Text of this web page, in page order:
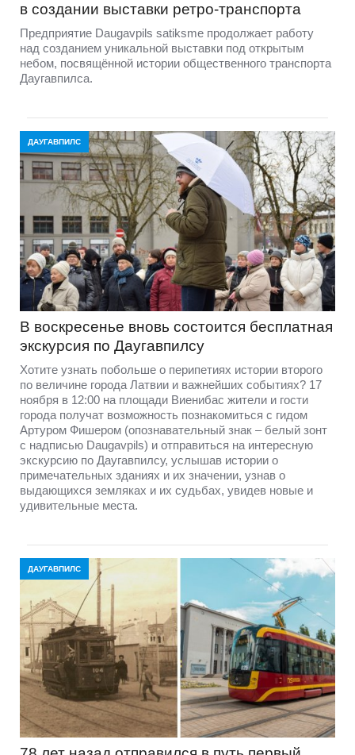
в создании выставки ретро-транспорта
Предприятие Daugavpils satiksme продолжает работу
над созданием уникальной выставки под открытым
небом, посвящённой истории общественного транспорта
Даугавпилса.
ДАУГАВПИЛС
В воскресенье вновь состоится бесплатная
экскурсия по Даугавпилсу
Хотите узнать побольше о перипетиях истории второго
по величине города Латвии и важнейших событиях? 17
ноября в 12:00 на площади Виенибас жители и гости
города получат возможность познакомиться с гидом
Артуром Фишером (опознавательный знак – белый зонт
с надписью Daugavpils) и отправиться на интересную
экскурсию по Даугавпилсу, услышав истории о
примечательных зданиях и их значении, узнав о
выдающихся земляках и их судьбах, увидев новые и
удивительные места.
ДАУГАВПИЛС